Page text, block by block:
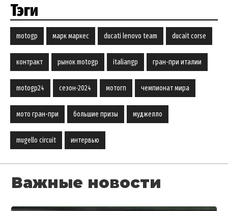
Тэги
motogp марк маркес ducati lenovo team ducait corse
контракт рынок motogp italiangp гран-при италии
motogp24 сезон-2024 мотогп чемпионат мира
мото гран-при большие призы муджелло
mugello circuit интервью
Важные новости